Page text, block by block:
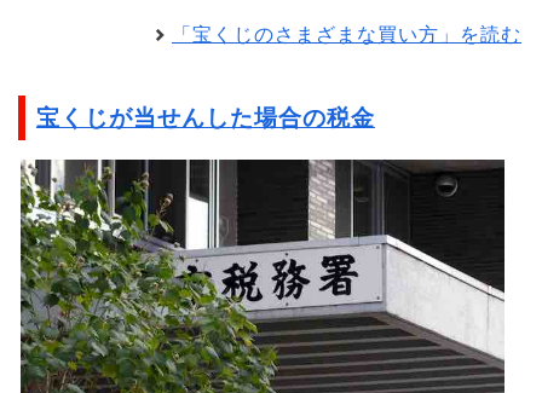
「宝くじのさまざまな買い方」を読む
宝くじが当せんした場合の税金